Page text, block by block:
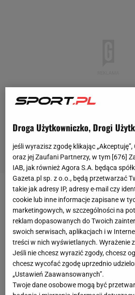
Gala UFC 274 będzie słynna z
pierwsze, dotychczasowy
Charles Oliveira, stracił pas
rozpoczęciem walki. Oliveira nie
limicie, bo wniósł na wagę 155,5
funta za dużo. Jeden funt to
kilograma. Brazylijczyk otrzymał
aby zbić wagę, ale dalej mu się
Droga Użytkowniczko, Drogi
jeśli wyrazisz zgodę klikając
oraz jej Zaufani Partnerzy, w tym [676]
IAB, jak również Agora S.A. będąca
Gazeta.pl sp. z o.o., będą przetwarzać
takie jak adresy IP, adresy e-mail czy
cookie lub inne informacje zapisane w
marketingowych, w szczególności na
reklam dopasowanych do Twoich
swoich serwisach, aplikacjach i w
treści w nich wyświetlanych. Wyrażenie
Jeśli nie chcesz wyrazić zgody, chcesz
chcesz wycofać zgodę uprzednio
„Ustawień Zaawansowanych”.
Twoje dane osobowe mogą być